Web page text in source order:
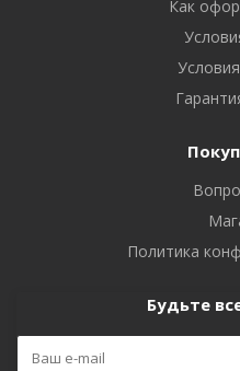
Как
Политика
Будьте